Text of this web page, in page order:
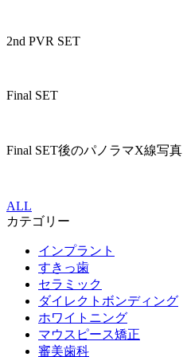
2nd PVR SET
Final SET
Final SET後のパノラマX線写真
ALL
カテゴリー
インプラント
すきっ歯
セラミック
ダイレクトボンディング
ホワイトニング
マウスピース矯正
審美歯科